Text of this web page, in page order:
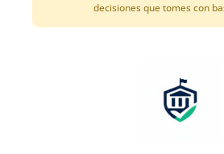
decisiones que tomes con